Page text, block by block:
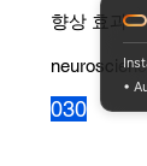
향상 효과
030
•